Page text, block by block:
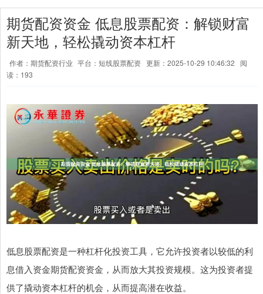
期货配资资金 低息股票配资：解锁财富
新天地，轻松撬动资本杠杆
作者：期货配资行业 平台：短线股票配资 更新：2025-10-29 10:46:32
阅
读：193
低息股票配资是一种杠杆化投资工具，它允许投资者以较低的利
息借入资金期货配资资金，从而放大其投资规模。这为投资者提
供了撬动资本杠杆的机会，从而提高潜在收益。